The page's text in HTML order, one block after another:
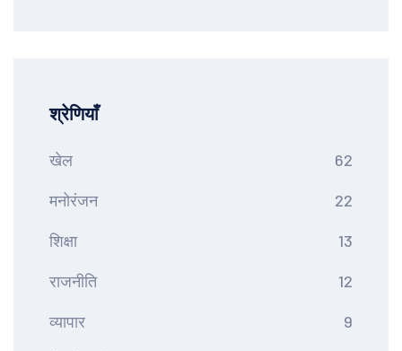
श्रेणियाँ
खेल 62
मनोरंजन 22
शिक्षा 13
राजनीति 12
व्यापार 9